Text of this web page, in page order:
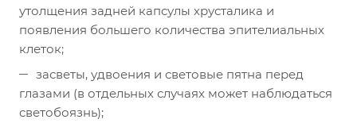
утолщения задней капсулы хрусталика и
появления большего количества эпителиальных
клеток;
засветы, удвоения и световые пятна перед
глазами (в отдельных случаях может наблюдаться
светобоязнь);